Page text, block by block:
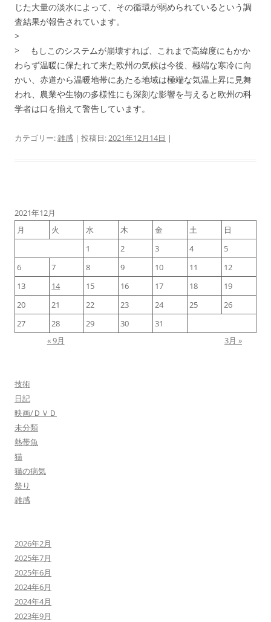
じた大量の淡水によって、その循環が弱められているという調
査結果が報告されています。
>
> もしこのシステムが崩壊すれば、これまで高緯度にもかか
わらず温暖に保たれて来た欧州の気候は今後、極端な寒冷に向
かい、赤道から温暖地帯にあたる地域は極端な気温上昇に見舞
われ、農業や生物の多様性にも深刻な影響を与えると欧州の科
学者は口を揃えて警告しています。
カテゴリー:雑感 | 投稿日:2021年12月14日 |
2021年12月
月
火 水 木 金 土
日
1
2 3 4
5
6
7 8 9 10 11
12
13
14 15 16 17 18
19
20
21 22 23 24 25
26
27
28 29 30
31
« 9月
3月 »
技術
日記
映画/ＤＶＤ
未分類
熱帯魚
猫
猫の病気
祭り
雑感
2026年2月
2025年7月
2025年6月
2024年6月
2024年4月
2023年9月